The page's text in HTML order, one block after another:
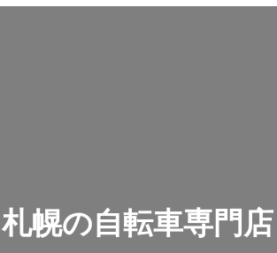
札幌の自転車専門店